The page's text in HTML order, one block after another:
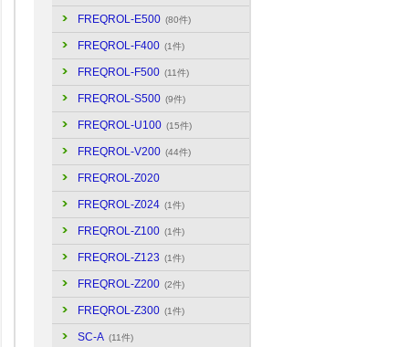
FREQROL-E500 (80件)
FREQROL-F400 (1件)
FREQROL-F500 (11件)
FREQROL-S500 (9件)
FREQROL-U100 (15件)
FREQROL-V200 (44件)
FREQROL-Z020
FREQROL-Z024 (1件)
FREQROL-Z100 (1件)
FREQROL-Z123 (1件)
FREQROL-Z200 (2件)
FREQROL-Z300 (1件)
SC-A (11件)